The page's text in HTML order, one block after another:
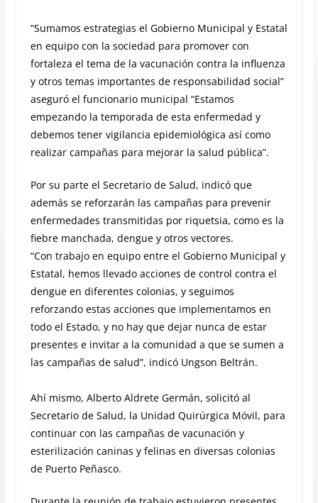
“Sumamos estrategias el Gobierno Municipal y Estatal
en equipo con la sociedad para promover con
fortaleza el tema de la vacunación contra la influenza
y otros temas importantes de responsabilidad social”
aseguró el funcionario municipal “Estamos
empezando la temporada de esta enfermedad y
debemos tener vigilancia epidemiológica así como
realizar campañas para mejorar la salud pública”.
Por su parte el Secretario de Salud, indicó que
además se reforzarán las campañas para prevenir
enfermedades transmitidas por riquetsia, como es la
fiebre manchada, dengue y otros vectores.
“Con trabajo en equipo entre el Gobierno Municipal y
Estatal, hemos llevado acciones de control contra el
dengue en diferentes colonias, y seguimos
reforzando estas acciones que implementamos en
todo el Estado, y no hay que dejar nunca de estar
presentes e invitar a la comunidad a que se sumen a
las campañas de salud”, indicó Ungson Beltrán.
Ahí mismo, Alberto Aldrete Germán, solicitó al
Secretario de Salud, la Unidad Quirúrgica Móvil, para
continuar con las campañas de vacunación y
esterilización caninas y felinas en diversas colonias
de Puerto Peñasco.